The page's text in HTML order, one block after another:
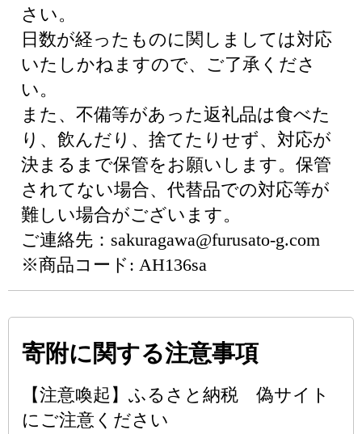
さい。
日数が経ったものに関しましては対応
いたしかねますので、ご了承くださ
い。
また、不備等があった返礼品は食べた
り、飲んだり、捨てたりせず、対応が
決まるまで保管をお願いします。保管
されてない場合、代替品での対応等が
難しい場合がございます。
ご連絡先：sakuragawa@furusato-g.com
※商品コード: AH136sa
寄附に関する注意事項
【注意喚起】ふるさと納税 偽サイト
にご注意ください